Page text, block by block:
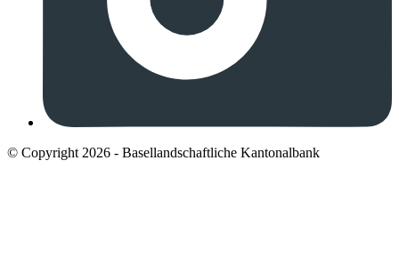
© Copyright 2026 - Basellandschaftliche Kantonalbank